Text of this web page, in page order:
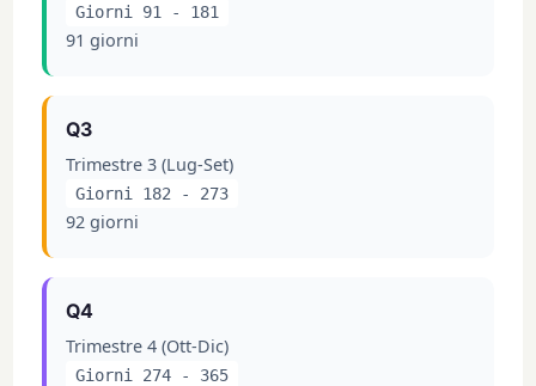
Giorni 91 - 181
91 giorni
Q3
Trimestre 3 (Lug-Set)
Giorni 182 - 273
92 giorni
Q4
Trimestre 4 (Ott-Dic)
Giorni 274 - 365